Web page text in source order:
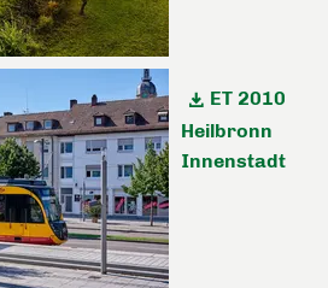
ET 2010
Heilbronn
Innenstadt